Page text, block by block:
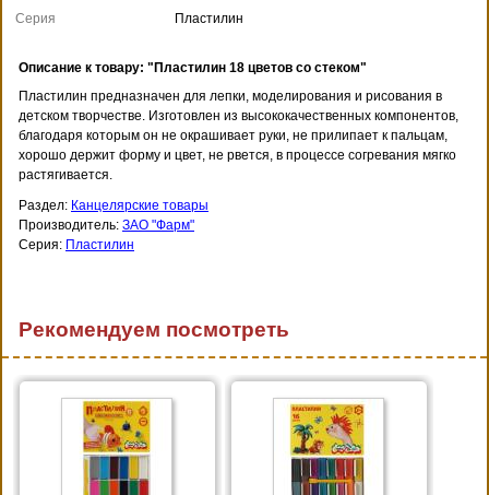
Серия
Пластилин
Описание к товару: "Пластилин 18 цветов со стеком"
Пластилин предназначен для лепки, моделирования и рисования в
детском творчестве. Изготовлен из высококачественных компонентов,
благодаря которым он не окрашивает руки, не прилипает к пальцам,
хорошо держит форму и цвет, не рвется, в процессе согревания мягко
растягивается.
Раздел: Канцелярские товары
Производитель: ЗАО "Фарм"
Серия: Пластилин
Рекомендуем посмотреть